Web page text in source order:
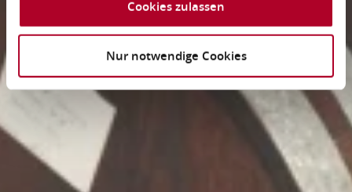
Cookies zulassen
Nur notwendige Cookies